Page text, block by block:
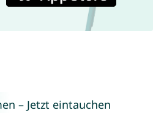
– Jetzt eintauchen